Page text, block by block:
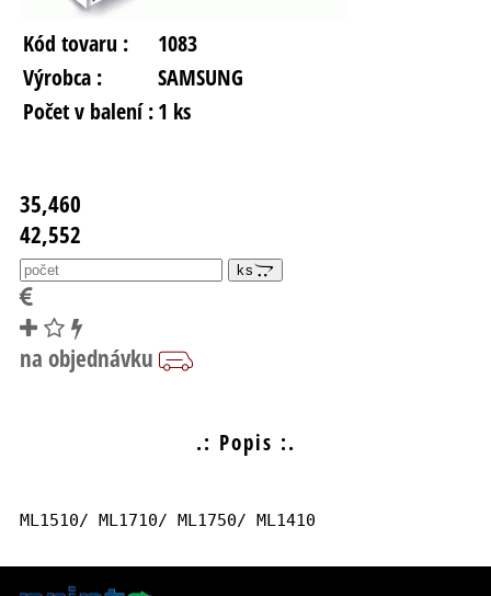
Kód tovaru :
1083
Výrobca :
SAMSUNG
Počet v balení :1 ks
35,460
42,552
ks
.: Popis :.
ML1510/ ML1710/ ML1750/ ML1410